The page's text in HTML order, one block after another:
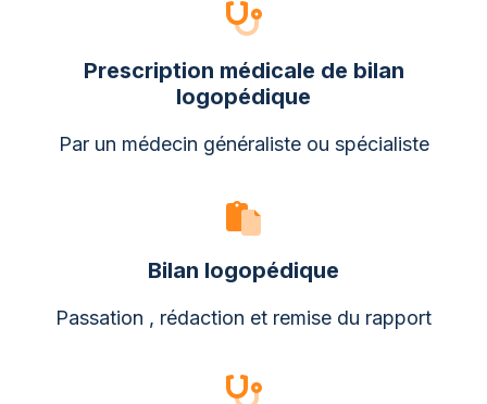
Prescription médicale de bilan
logopédique
Par un médecin généraliste ou spécialiste
Bilan logopédique
Passation , rédaction et remise du rapport